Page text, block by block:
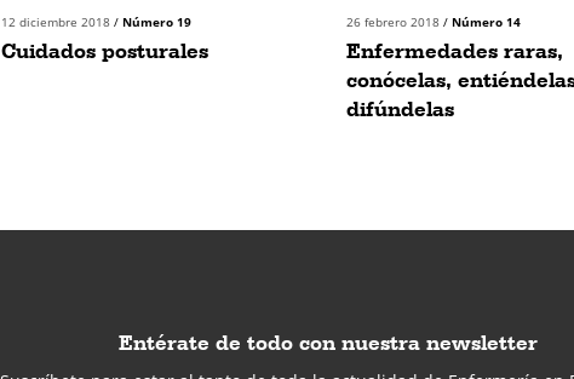
12 diciembre 2018 / Número 19
Cuidados posturales
26 febrero 2018 / Número 14
Enfermedades raras,
conócelas,
difúndelas
Entérate de todo con nuestra newsletter